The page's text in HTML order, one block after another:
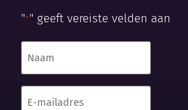
"*" geeft vereiste velden aan
Naam
E-
mailadres